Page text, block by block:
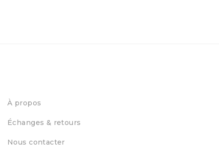
À propos
Échanges & retours
Nous contacter